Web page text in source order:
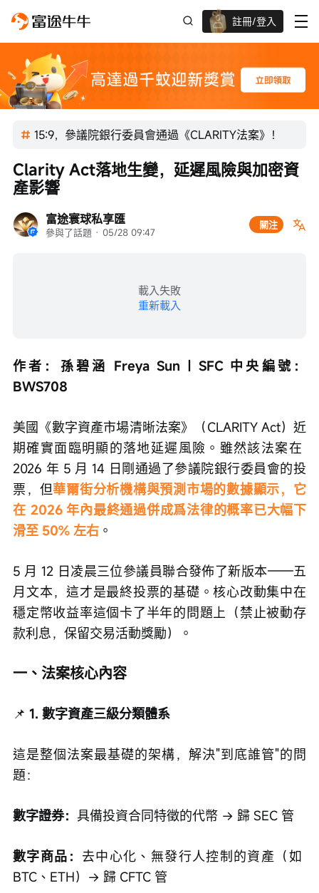
註冊/登入
迎新驚喜賞 股票/BTC等任你揀!
15:9，參議院銀行委員會通過《CLARITY法案》！
富途寰球私享匯
參與了話題 · 05/28 09:47
關注
Clarity Act落地生變，延遲風險與加密資
產影響
載入失敗
重新載入
作者：孫碧涵 Freya Sun｜SFC 中央編號：
BWS708
美國《數字資產市場清晰法案》（CLARITY Act）近
期確實面臨明顯的落地延遲風險。雖然該法案在
2026 年 5 月 14 日剛通過了參議院銀行委員會的投
票，但華爾街分析機構與預測市場的數據顯示，它
在 2026 年內最終通過併成爲法律的概率已大幅下
滑至 50% 左右 。
5 月 12 日凌晨三位參議員聯合發佈了新版本——五
月文本，這才是最終投票的基礎。核心改動集中在
穩定幣收益率這個卡了半年的問題上（禁止被動存
款利息，保留交易活動獎勵）。
一、法案核心內容
📌 1. 數字資產三級分類體系
這是整個法案最基礎的架構，解決"到底誰管"的問
題：
數字證券： 具備投資合同特徵的代幣 → 歸 SEC 管
數字商品： 去中心化、無發行人控制的資產（如
BTC、ETH）→ 歸 CFTC 管